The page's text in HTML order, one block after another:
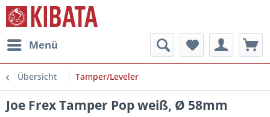
Menü
Übersicht Tamper/Leveler
Joe Frex Tamper Pop weiß, Ø 58mm